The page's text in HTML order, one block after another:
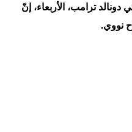
دونالد ترامب، الأربعاء، إنّ
نووي.